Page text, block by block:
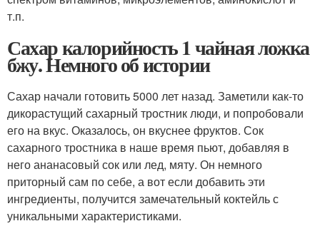
т.п.
Сахар калорийность 1 чайная ложка
бжу. Немного об истории
Сахар начали готовить 5000 лет назад. Заметили как-то
дикорастущий сахарный тростник люди, и попробовали
его на вкус. Оказалось, он вкуснее фруктов. Сок
сахарного тростника в наше время пьют, добавляя в
него ананасовый сок или лед, мяту. Он немного
приторный сам по себе, а вот если добавить эти
ингредиенты, получится замечательный коктейль с
уникальными характеристиками.